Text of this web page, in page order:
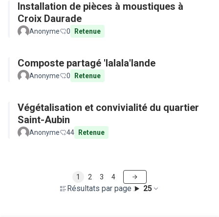
Installation de pièces à moustiques à
Croix Daurade
Anonyme 0 Retenue
Composte partagé 'lalala'lande
Anonyme 0 Retenue
Végétalisation et convivialité du quartier
Saint-Aubin
Anonyme 44 Retenue
Résultats par page : 25
1 2 3 4